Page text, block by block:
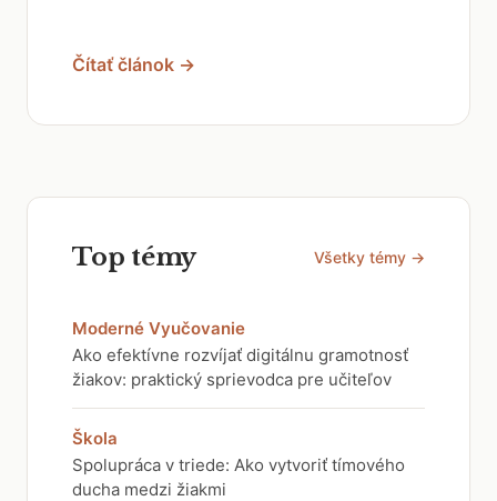
Čítať článok →
Top témy Všetky témy →
Moderné Vyučovanie
Ako efektívne rozvíjať digitálnu gramotnosť
žiakov: praktický sprievodca pre učiteľov
Škola
Spolupráca v triede: Ako vytvoriť tímového
ducha medzi žiakmi